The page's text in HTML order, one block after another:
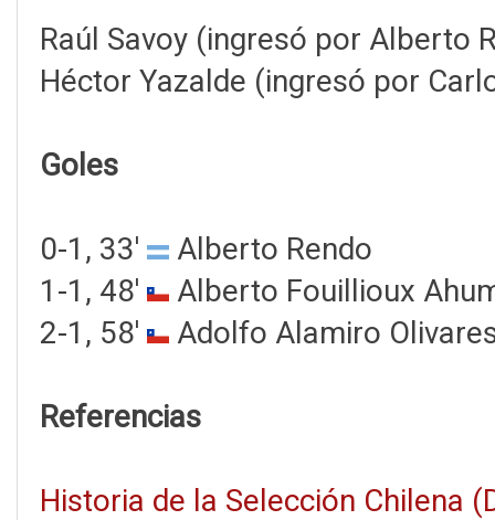
Raúl Savoy (ingresó por Alberto
Héctor Yazalde (ingresó por
Goles
0-1, 33'
Alberto Rendo
1-1, 48'
Alberto Fouillioux
2-1, 58'
Adolfo Alamiro
Referencias
Historia de la Selección Chilena